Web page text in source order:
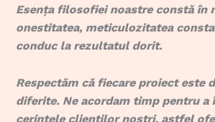
Esența filosofiei noastre constă în
onestitatea, meticulozitatea
conduc la rezultatul dorit.
Respectăm că fiecare proiect este
diferite. Ne acordam timp pentru a
cerințele clienților noștri, astfel